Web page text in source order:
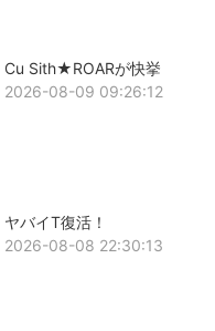
Cu Sith★ROARが快挙
2026-08-09 09:26:12
ヤバイT復活！
2026-08-08 22:30:13